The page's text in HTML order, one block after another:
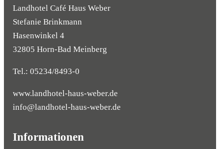
Landhotel Café Haus Weber
Stefanie Brinkmann
Hasenwinkel 4
32805 Horn-Bad Meinberg
Tel.: 05234/8493-0
www.landhotel-haus-weber.de
info@landhotel-haus-weber.de
Informationen